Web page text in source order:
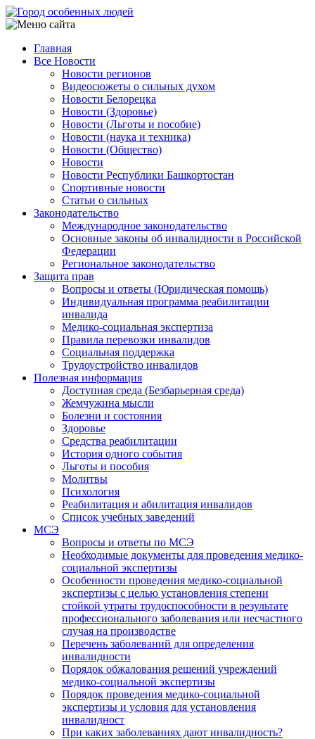
Перейти
к
содержанию
Main
navigation
Главная
Все Новости
Новости регионов
Видеосюжеты о сильных духом
Новости Белорецка
Новости (Здоровье)
Новости (Льготы и пособие)
Новости (наука и техника)
Новости (Общество)
Новости
Новости Республики Башкортостан
Спортивные новости
Статьи о сильных
Законодательство
Международное законодательство
Основные законы об инвалидности в Российской
Федерации
Региональное законодательство
Защита прав
Вопросы и ответы (Юридическая помощь)
Индивидуальная программа реабилитации
инвалида
Медико-социальная экспертиза
Правила перевозки инвалидов
Социальная поддержка
Трудоустройство инвалидов
Полезная информация
Доступная среда (Безбарьерная среда)
Жемчужина мысли
Болезни и состояния
Здоровье
Средства реабилитации
История одного события
Льготы и пособия
Молитвы
Психология
Реабилитация и абилитация инвалидов
Список учебных заведений
МСЭ
Вопросы и ответы по МСЭ
Необходимые документы для проведения медико-
социальной экспертизы
Особенности проведения медико-социальной
экспертизы с целью установления степени
стойкой утраты трудоспособности в результате
профессионального заболевания или несчастного
случая на производстве
Перечень заболеваний для определения
инвалидности
Порядок обжалования решений учреждений
медико-социальной экспертизы
Порядок проведения медико-социальной
экспертизы и условия для установления
инвалидност
При каких заболеваниях дают инвалидность?